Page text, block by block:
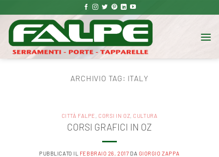
ai
contenuti
ARCHIVIO TAG: ITALY
CITTÀ FALPE , CORSI IN OZ, CULTURA
CORSI GRAFICI IN OZ
PUBBLICATO IL FEBBRAIO 26, 2017 DA GIORGIO ZAPPA